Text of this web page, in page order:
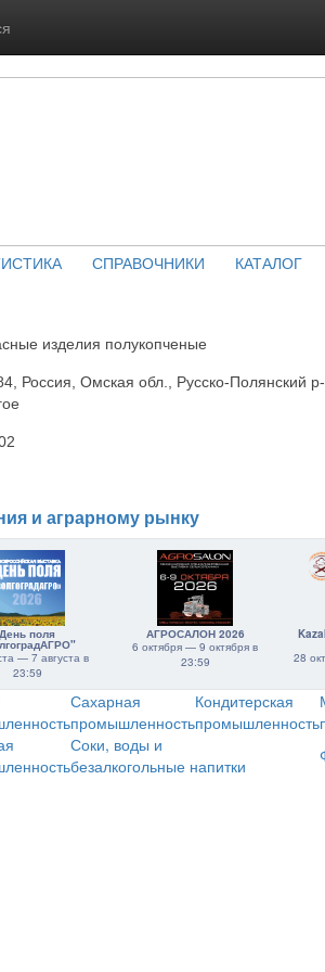
СПРАВОЧНИКИ КАТАЛОГ
изделия полукопченые
Россия, Омская обл., Русско-Полянский р-
и аграрному рынку
День поля
— 7 августа в
23:59
АГРОСАЛОН 2026
6 октября — 9 октября в
23:59
28
Сахарная
промышленность
Кондитерская
промышленность
Соки, воды и
безалкогольные напитки